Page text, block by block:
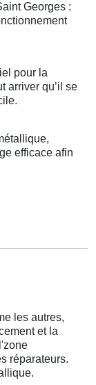
Georges :
pour la
arriver qu’il se
efficace afin
les autres,
et la
réparateurs.